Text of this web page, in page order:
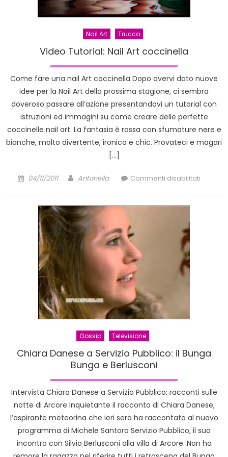
Nail Art Trucco
Video Tutorial: Nail Art coccinella
Come fare una nail Art coccinella Dopo avervi dato nuove
idee per la Nail Art della prossima stagione, ci sembra
doveroso passare all’azione presentandovi un tutorial con
istruzioni ed immagini su come creare delle perfette
coccinelle nail art. La fantasia è rossa con sfumature nere e
bianche, molto divertente, ironica e chic. Provateci e magari
[…]
Posted
04/11/2011 Author
Antonella Commenti disabilitatisu
Gossip Televisione
Chiara Danese a Servizio Pubblico: il Bunga
Bunga e Berlusconi
Intervista Chiara Danese a Servizio Pubblico: racconti sulle
notte di Arcore Inquietante il racconto di Chiara Danese,
l’aspirante meteorina che ieri sera ha raccontato al nuovo
programma di Michele Santoro Servizio Pubblico, il suo
incontro con Silvio Berlusconi alla villa di Arcore. Non ha